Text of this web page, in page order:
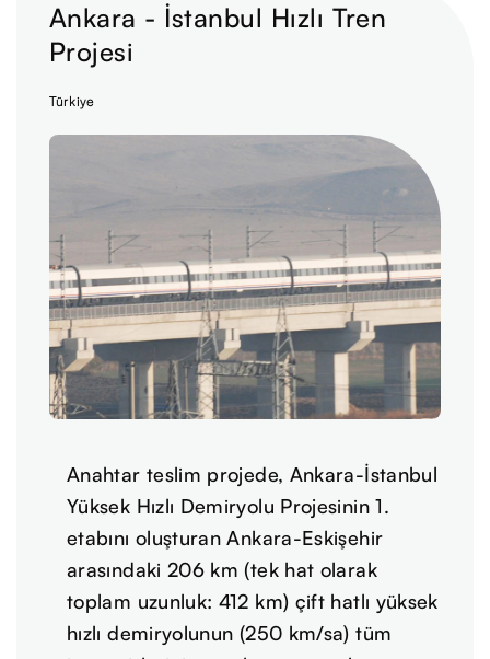
Ankara - İstanbul Hızlı Tren
Projesi
Türkiye
Anahtar teslim projede, Ankara-İstanbul
Yüksek Hızlı Demiryolu Projesinin 1.
etabını oluşturan Ankara-Eskişehir
arasındaki 206 km (tek hat olarak
toplam uzunluk: 412 km) çift hatlı yüksek
hızlı demiryolunun (250 km/sa) tüm